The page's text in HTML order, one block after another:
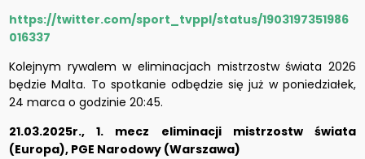
https://twitter.com/sport_tvppl/status/1903197351986
016337
Kolejnym rywalem w eliminacjach mistrzostw świata 2026
będzie Malta. To spotkanie odbędzie się już w poniedziałek,
24 marca o godzinie 20:45.
21.03.2025r., 1. mecz eliminacji mistrzostw świata
(Europa), PGE Narodowy (Warszawa)